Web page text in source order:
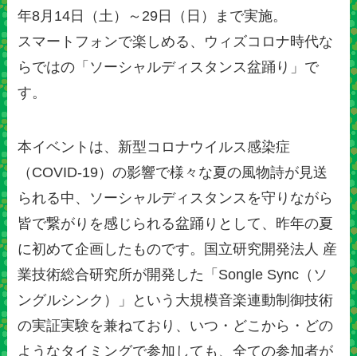
年8月14日（土）～29日（日）まで実施。
スマートフォンで楽しめる、ウィズコロナ時代な
らではの「ソーシャルディスタンス盆踊り」で
す。
本イベントは、新型コロナウイルス感染症
（COVID-19）の影響で様々な夏の風物詩が見送
られる中、ソーシャルディスタンスを守りながら
皆で繋がりを感じられる盆踊りとして、昨年の夏
に初めて企画したものです。国立研究開発法人 産
業技術総合研究所が開発した「Songle Sync（ソ
ングルシンク）」という大規模音楽連動制御技術
の実証実験を兼ねており、いつ・どこから・どの
ようなタイミングで参加しても、全ての参加者が